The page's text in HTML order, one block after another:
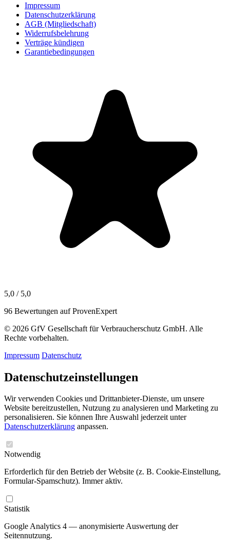
Impressum
Datenschutzerklärung
AGB (Mitgliedschaft)
Widerrufsbelehrung
Verträge kündigen
Garantiebedingungen
5,0 / 5,0
96 Bewertungen auf ProvenExpert
© 2026 GfV Gesellschaft für Verbraucherschutz GmbH. Alle
Rechte vorbehalten.
Impressum Datenschutz
Datenschutzeinstellungen
Wir verwenden Cookies und Drittanbieter-Dienste, um unsere
Website bereitzustellen, Nutzung zu analysieren und Marketing zu
personalisieren. Sie können Ihre Auswahl jederzeit unter
Datenschutzerklärung anpassen.
Notwendig
Erforderlich für den Betrieb der Website (z. B. Cookie-Einstellung,
Formular-Spamschutz). Immer aktiv.
Statistik
Google Analytics 4 — anonymisierte Auswertung der
Seitennutzung.